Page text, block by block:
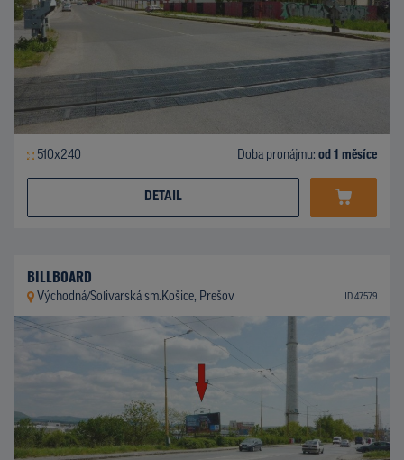
510x240 Doba pronájmu: od 1 měsíce
DETAIL
BILLBOARD
Východná/Solivarská sm.Košice, Prešov ID 47579